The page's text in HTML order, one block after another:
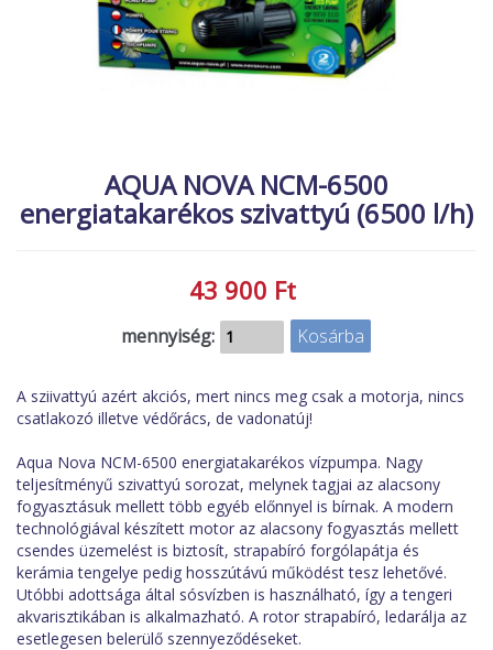
új élőlények
MACSKA
ÉLŐ ÉDESVÍZI
NÖVÉNYEK
EGYÉB
AQUA NOVA NCM-6500
energiatakarékos szivattyú (6500 l/h)
43 900 Ft
mennyiség:
A sziivattyú azért akciós, mert nincs meg csak a motorja, nincs
csatlakozó illetve védőrács, de vadonatúj!
Aqua Nova NCM-6500 energiatakarékos vízpumpa. Nagy
teljesítményű szivattyú sorozat, melynek tagjai az alacsony
fogyasztásuk mellett több egyéb előnnyel is bírnak. A modern
technológiával készített motor az alacsony fogyasztás mellett
csendes üzemelést is biztosít, strapabíró forgólapátja és
kerámia tengelye pedig hosszútávú működést tesz lehetővé.
Utóbbi adottsága által sósvízben is használható, így a tengeri
akvarisztikában is alkalmazható. A rotor strapabíró, ledarálja az
esetlegesen belerülő szennyeződéseket.